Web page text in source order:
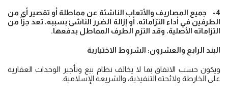
4- جميع المصاريف والأتعاب الناشئة عن مماطلة أو تقصير أي من
الطرفين في أداء التزاماته، أو إزالة الضرر الناشئ بسببه، تعد جزاً من
التزاماته الأصلية، وقد التزم الطرف المماطل بدفعها.
البند الرابع والعشرون: الشروط الاختيارية
ويكون حسب الاتفاق بما لا يخالف نظام بيع وتأجير الوحدات العقارية
على الخارطة ولائحته التنفيذية، والشريعة الإسلامية.